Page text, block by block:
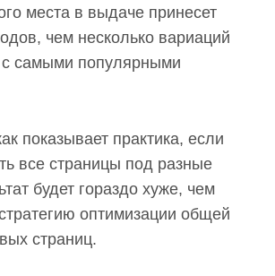
первых, 1 высокочастотный
места в выдаче принесет
чем несколько вариаций
с самыми популярными
показывает практика, если
все страницы под разные
будет гораздо хуже, чем
оптимизации общей